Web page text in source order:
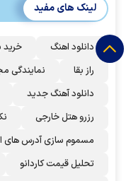
لینک های مفید
دانلود اهنگ خرید
راز بقا
نمایندگی
دانلود آهنگ جدید
رزرو هتل خارجی
مسموم سازی آدرس های
تحلیل قیمت کاردانو